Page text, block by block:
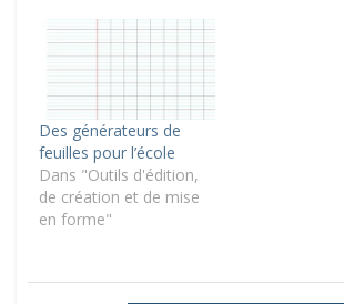
Des générateurs de
feuilles pour l’école
Dans "Outils d'édition,
de création et de mise
en forme"